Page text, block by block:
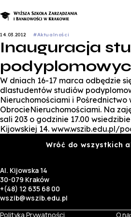
14.03.2012 #Aktualności
Inauguracja
W dniach 16-17 marca odbędzie
dlastudentów studiów
Nieruchomościami i Pośrednictwo
ObrocieNieruchomościami. Na
sali 203 o godzinie 17.00
Kijowskiej 14. www.wszib.edu.pl/
Wróć do wszystkich
Al. Kijowska 14
30-079 Kraków
+(48) 12 635 68 00
wszib@wszib.edu.pl
Polityka Prywatności
O